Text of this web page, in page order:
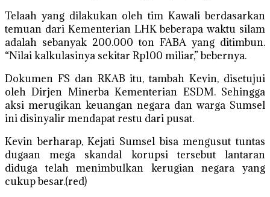
Telaah yang dilakukan oleh tim Kawali berdasarkan
temuan dari Kementerian LHK beberapa waktu silam
adalah sebanyak 200.000 ton FABA yang ditimbun.
“Nilai kalkulasinya sekitar Rp100 miliar,” bebernya.
Dokumen FS dan RKAB itu, tambah Kevin, disetujui
oleh Dirjen Minerba Kementerian ESDM. Sehingga
aksi merugikan keuangan negara dan warga Sumsel
ini disinyalir mendapat restu dari pusat.
Kevin berharap, Kejati Sumsel bisa mengusut tuntas
dugaan mega skandal korupsi tersebut lantaran
diduga telah menimbulkan kerugian negara yang
cukup besar.(red)